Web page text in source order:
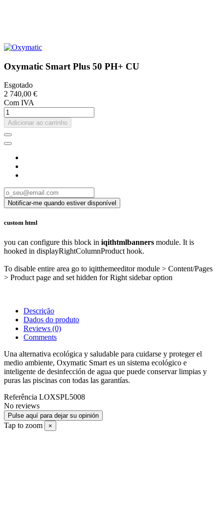
Oxymatic Smart Plus 50 PH+ CU
Esgotado
2 740,00 €
Com IVA
Adicionar ao carrinho
custom html
you can configure this block in iqithtmlbanners module. It is
hooked in displayRightColumnProduct hook.
To disable entire area go to iqitthemeeditor module > Content/Pages
> Product page and set hidden for Right sidebar option
Descrição
Dados do produto
Reviews (0)
Comments
Una alternativa ecológica y saludable para cuidarse y proteger el
medio ambiente, Oxymatic Smart es un sistema ecológico e
inteligente de desinfección de agua que puede conservar limpias y
puras las piscinas con todas las garantías.
Referência LOXSPL5008
No reviews
Pulse aquí para dejar su opinión
Tap to zoom ×